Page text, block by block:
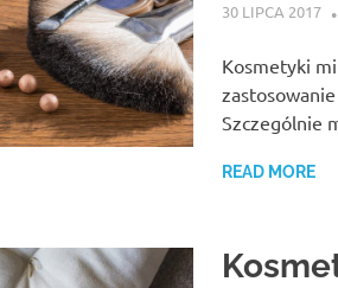
30 LIPCA 2017
Kosmetyki
Szczególnie
READ MORE